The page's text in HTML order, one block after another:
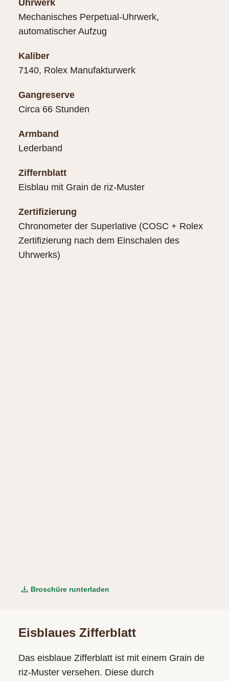
Uhrwerk
Mechanisches Perpetual-Uhrwerk,
automatischer Aufzug
Kaliber
7140, Rolex Manufakturwerk
Gangreserve
Circa 66 Stunden
Armband
Lederband
Ziffernblatt
Eisblau mit Grain de riz-Muster
Zertifizierung
Chronometer der Superlative (COSC + Rolex
Zertifizierung nach dem Einschalen des
Uhrwerks)
Broschüre runterladen
Eisblaues Zifferblatt
Das eisblaue Zifferblatt ist mit einem Grain de
riz-Muster versehen. Diese durch